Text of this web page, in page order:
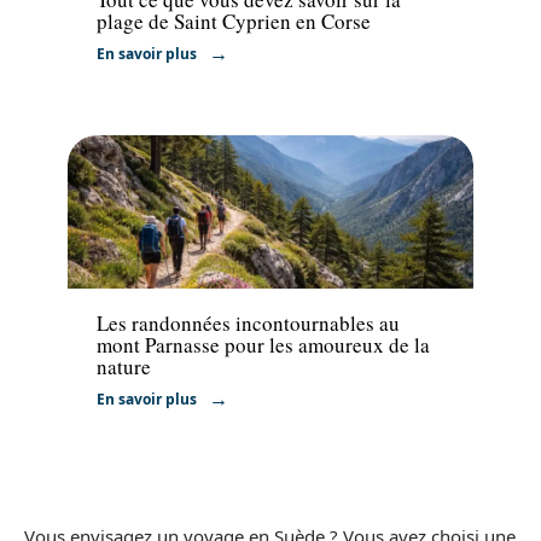
plage de Saint Cyprien en Corse
En savoir plus
Activités
Les randonnées incontournables au
mont Parnasse pour les amoureux de la
nature
En savoir plus